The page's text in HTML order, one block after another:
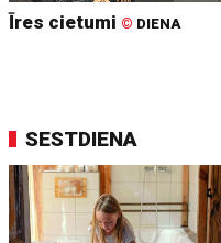
Īres cietumi © DIENA
SESTDIENA